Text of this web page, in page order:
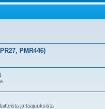
PMR446)
ja taajuuksista